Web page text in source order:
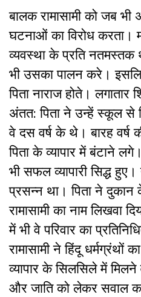
बालक रामासामी को जब भी
घटनाओं का विरोध करता।
व्यवस्था के प्रति नतमस्तक
भी उसका पालन करे।
पिता नाराज होते।
अंतत: पिता ने उन्हें स्कूल से
वे दस वर्ष के थे। बारह वर्ष
पिता के व्यापार में बंटाने
भी सफल व्यापारी सिद्ध
प्रसन्न था। पिता ने दुकान
रामासामी का नाम लिखवा
में भी वे परिवार का
रामासामी ने हिंदू
व्यापार के सिलसिले में मिलने
और जाति को लेकर सवाल